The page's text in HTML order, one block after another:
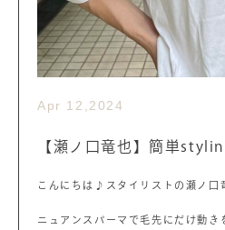
Apr 12,2024
【瀬ノ口竜也】簡単
こんにちは♪スタイリストの瀬ノ口
ニュアンスパーマで毛先にだけ動き